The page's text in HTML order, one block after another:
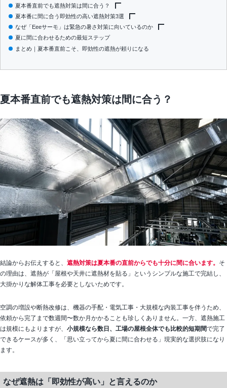
夏本番直前でも遮熱対策は間に合う？
なぜ遮熱は「即効性が高い」と言えるのか
遮熱と断熱・空調の違い（即効性の比較）
夏本番に間に合う即効性の高い遮熱対策3選
対策1：屋根・天井裏への遮熱材施工
対策2：壁面・西日が当たる面への遮熱
対策3：室外機・設備まわりの遮熱
なぜ「Eeeサーモ」は緊急の暑さ対策に向いているのか
① 輻射熱を97％カット、貼った直後から効果
② 既存建物にそのまま施工できる短工期
夏に間に合わせるための最短ステップ
まとめ｜夏本番直前こそ、即効性の遮熱が頼りになる
夏本番直前でも遮熱対策は間に合う？
結論からお伝えすると、 遮熱対策は夏本番の直前からでも十分に間に合います。 そ
の理由は、遮熱が「屋根や天井に遮熱材を貼る」というシンプルな施工で完結し、
大掛かりな解体工事を必要としないためです。
空調の増設や断熱改修は、機器の手配・電気工事・大規模な内装工事を伴うため、
依頼から完了まで数週間〜数か月かかることも珍しくありません。一方、遮熱施工
は規模にもよりますが、 小規模なら数日、工場の屋根全体でも比較的短期間で完了
できるケースが多く、「思い立ってから夏に間に合わせる」現実的な選択肢になり
ます。
なぜ遮熱は「即効性が高い」と言えるのか